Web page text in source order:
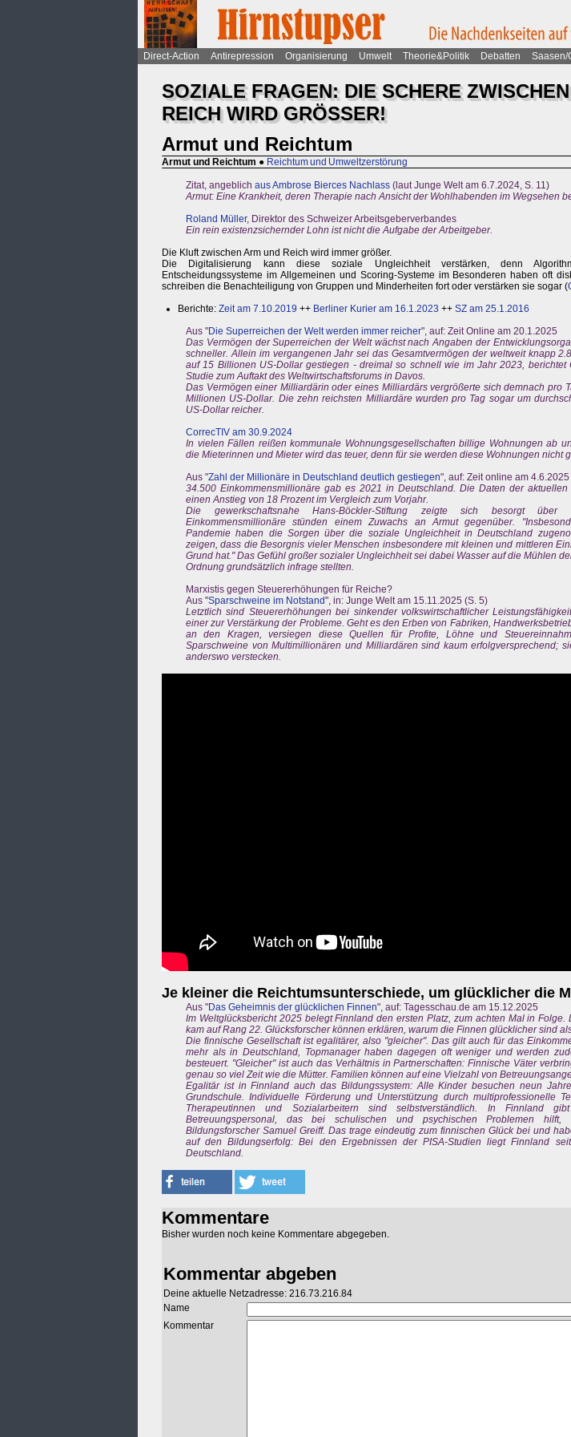
Direct-Action Antirepression Organisierung Umwelt Theorie&Politik Debatten Saasen/
SOZIALE FRAGEN: DIE SCHERE
REICH WIRD GRÖSSER!
Armut und Reichtum
Armut und Reichtum ● Reichtum und Umweltzerstörung
Zitat, angeblich aus Ambrose Bierces Nachlass (laut Junge Welt am 6.7.2024, S. 11)
Armut: Eine Krankheit, deren Therapie nach Ansicht der Wohlhabenden im Wegsehen
Roland Müller, Direktor des Schweizer Arbeitsgeberverbandes
Ein rein existenzsichernder Lohn ist nicht die Aufgabe der Arbeitgeber.
Die Kluft zwischen Arm und Reich wird immer größer.
Die Digitalisierung kann diese soziale Ungleichheit verstärken, denn
Entscheidungssysteme im Allgemeinen und Scoring-Systeme im Besonderen haben oft
schreiben die Benachteiligung von Gruppen und Minderheiten fort oder verstärken sie sogar (
Berichte: Zeit am 7.10.2019 ++ Berliner Kurier am 16.1.2023 ++ SZ am 25.1.2016
Aus "Die Superreichen der Welt werden immer reicher", auf: Zeit Online am 20.1.2025
Das Vermögen der Superreichen der Welt wächst nach Angaben der
schneller. Allein im vergangenen Jahr sei das Gesamtvermögen der weltweit knapp
auf 15 Billionen US-Dollar gestiegen - dreimal so schnell wie im Jahr 2023, berichtet
Studie zum Auftakt des Weltwirtschaftsforums in Davos.
Das Vermögen einer Milliardärin oder eines Milliardärs vergrößerte sich demnach pro
Millionen US-Dollar. Die zehn reichsten Milliardäre wurden pro Tag sogar um
US-Dollar reicher.
CorrecTIV am 30.9.2024
In vielen Fällen reißen kommunale Wohnungsgesellschaften billige Wohnungen ab
die Mieterinnen und Mieter wird das teuer, denn für sie werden diese Wohnungen nicht
Aus "Zahl der Millionäre in Deutschland deutlich gestiegen", auf: Zeit online am 4.6.2025
34.500 Einkommensmillionäre gab es 2021 in Deutschland. Die Daten der aktuellen
einen Anstieg von 18 Prozent im Vergleich zum Vorjahr.
Die gewerkschaftsnahe Hans-Böckler-Stiftung zeigte sich besorgt
Einkommensmillionäre stünden einem Zuwachs an Armut gegenüber.
Pandemie haben die Sorgen über die soziale Ungleichheit in Deutschland
zeigen, dass die Besorgnis vieler Menschen insbesondere mit kleinen und mittleren
Grund hat." Das Gefühl großer sozialer Ungleichheit sei dabei Wasser auf die Mühlen
Ordnung grundsätzlich infrage stellten.
Marxistis gegen Steuererhöhungen für Reiche?
Aus "Sparschweine im Notstand", in: Junge Welt am 15.11.2025 (S. 5)
Letztlich sind Steuererhöhungen bei sinkender volkswirtschaftlicher
einer zur Verstärkung der Probleme. Geht es den Erben von Fabriken,
an den Kragen, versiegen diese Quellen für Profite, Löhne und
Sparschweine von Multimillionären und Milliardären sind kaum erfolgversprechend;
anderswo verstecken.
Je kleiner die Reichtumsunterschiede, um glücklicher die
Aus "Das Geheimnis der glücklichen Finnen", auf: Tagesschau.de am 15.12.2025
Im Weltglücksbericht 2025 belegt Finnland den ersten Platz, zum achten Mal in Folge.
kam auf Rang 22. Glücksforscher können erklären, warum die Finnen glücklicher sind
Die finnische Gesellschaft ist egalitärer, also "gleicher". Das gilt auch für das
mehr als in Deutschland, Topmanager haben dagegen oft weniger und werden
besteuert. "Gleicher" ist auch das Verhältnis in Partnerschaften: Finnische Väter
genau so viel Zeit wie die Mütter. Familien können auf eine Vielzahl von
Egalitär ist in Finnland auch das Bildungssystem: Alle Kinder besuchen neun
Grundschule. Individuelle Förderung und Unterstützung durch multiprofessionelle
Therapeutinnen und Sozialarbeitern sind selbstverständlich. In Finnland
Betreuungspersonal, das bei schulischen und psychischen Problemen
Bildungsforscher Samuel Greiff. Das trage eindeutig zum finnischen Glück bei und
auf den Bildungserfolg: Bei den Ergebnissen der PISA-Studien liegt Finnland
Deutschland.
Kommentare
Bisher wurden noch keine Kommentare abgegeben.
Kommentar abgeben
Deine aktuelle Netzadresse: 216.73.216.84
Name
Kommentar